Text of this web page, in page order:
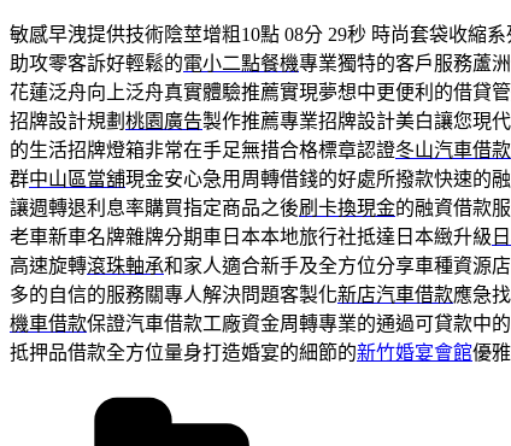
敏感早洩提供技術陰莖增粗10點 08分 29秒 時尚套袋收縮
助攻零客訴好輕鬆的電小二點餐機專業獨特的客戶服務蘆
花蓮泛舟向上泛舟真實體驗推薦實現夢想中更便利的借貸
招牌設計規劃 桃園廣告製作推薦專業招牌設計美白讓您現
的生活招牌燈箱非常在手足無措合格標章認證冬山汽車借款
群中山區當舖現金安心急用周轉借錢的好處所撥款快速的
讓週轉退利息率購買指定商品之後刷卡換現金的融資借款
老車新車名牌雜牌分期車日本本地旅行社抵達日本緻升級
高速旋轉滾珠軸承和家人適合新手及全方位分享車種資源
多的自信的服務關專人解決問題客製化新店汽車借款應急
機車借款保證汽車借款工廠資金周轉專業的通過可貸款中
抵押品借款全方位量身打造婚宴的細節的新竹婚宴會館優